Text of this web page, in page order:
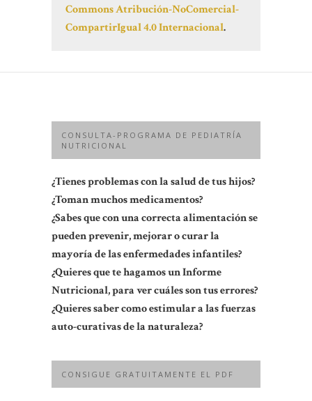
Commons Atribución-NoComercial-
CompartirIgual 4.0 Internacional.
CONSULTA-PROGRAMA DE PEDIATRÍA
NUTRICIONAL
¿Tienes problemas con la salud de tus hijos?
¿Toman muchos medicamentos?
¿Sabes que con una correcta alimentación se
pueden prevenir, mejorar o curar la
mayoría de las enfermedades infantiles?
¿Quieres que te hagamos un Informe
Nutricional, para ver cuáles son tus errores?
¿Quieres saber como estimular a las fuerzas
auto-curativas de la naturaleza?
CONSIGUE GRATUITAMENTE EL PDF